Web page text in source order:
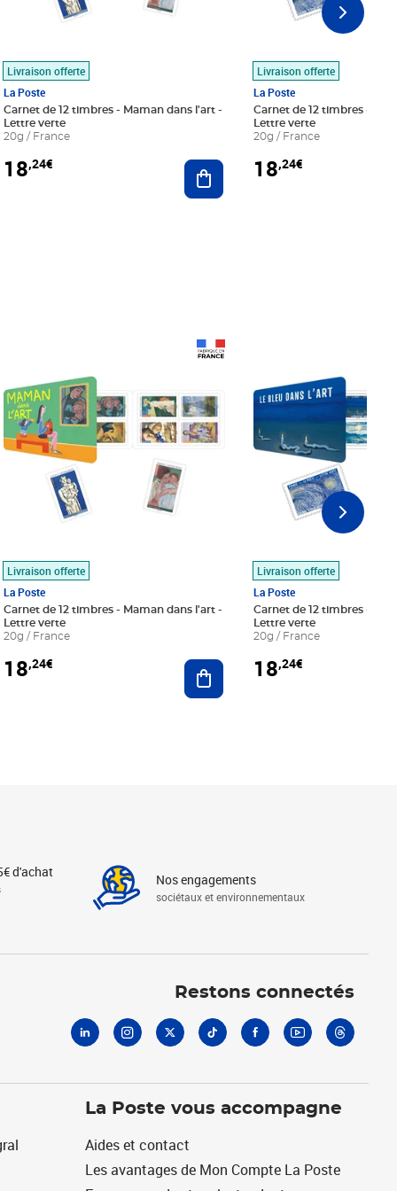
au panier
Livraison offerte
La Poste
Carnet de 12 timbres - Maman dans l'art -
Lettre verte
20g / France
18,24€ Ajouter au panier
Livraison offerte
La Poste
Carnet de 12 timbres - Le
Lettre verte
20g / France
18,24€
au panier
Livraison offerte
La Poste
Carnet de 12 timbres - Maman dans l'art -
Lettre verte
20g / France
18,24€ Ajouter au panier
Livraison offerte
La Poste
Carnet de 12 timbres - Le
Lettre verte
20g / France
18,24€
d'achat Nos engagements
sociétaux et environnementaux
Restons connectés
La Poste vous accompagne
Aides et contact
Les avantages de Mon Compte La Poste